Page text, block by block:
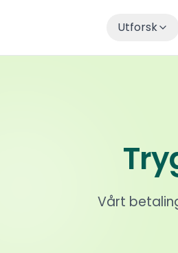
Utforsk
Vårt